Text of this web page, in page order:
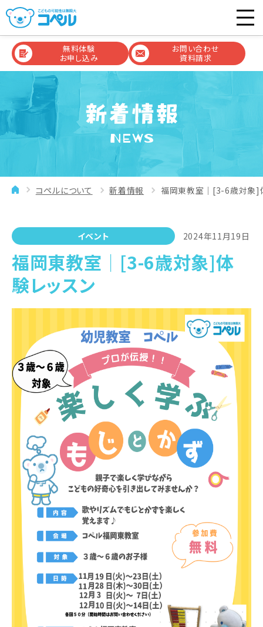
無料体験
お申し込み
お問い合わせ
資料請求
NEWS
コペルについて 新着情報 福岡東教室│[3-6歳対象]
イベント 2024年11月19日
福岡東教室│[3-6歳対象]体
験レッスン